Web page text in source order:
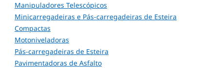
Manipuladores Telescópicos
Minicarregadeiras e Pás-carregadeiras de Esteira
Compactas
Motoniveladoras
Pás-carregadeiras de Esteira
Pavimentadoras de Asfalto